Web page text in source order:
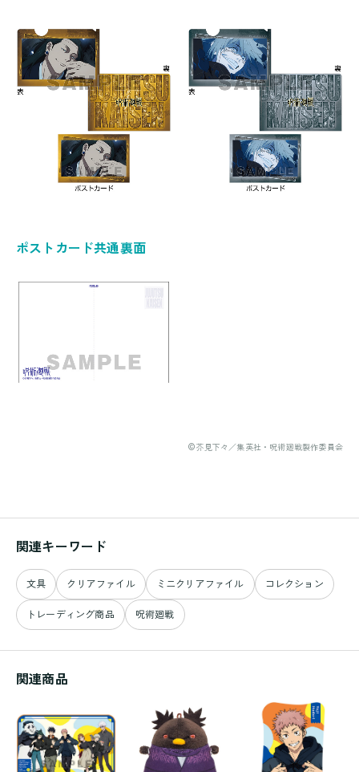
ポストカード共通裏面
©芥見下々／集英社・呪術廻戦製作委員会
関連キーワード
文具 クリアファイル ミニクリアファイル コレクション
トレーディング商品 呪術廻戦
関連商品